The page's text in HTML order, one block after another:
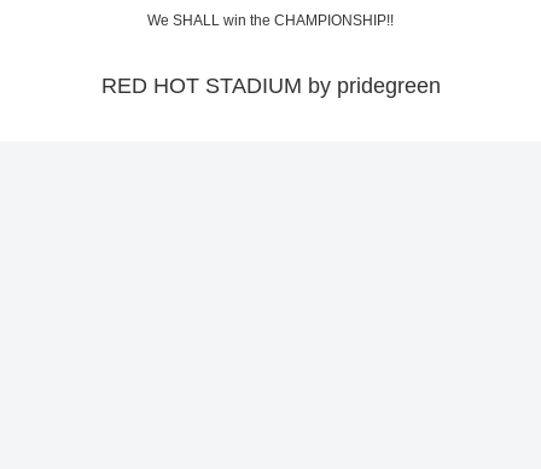
We SHALL win the CHAMPIONSHIP!!
RED HOT STADIUM by pridegreen